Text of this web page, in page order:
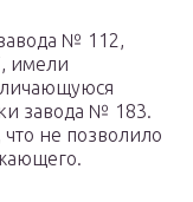
№ 112,
имели
завода № 183.
не позволило